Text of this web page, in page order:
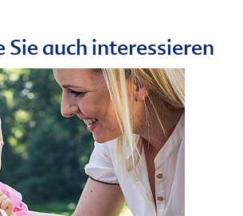
Sie auch interessieren